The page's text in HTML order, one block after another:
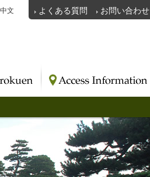
文 よくある質問 お問い合わせ